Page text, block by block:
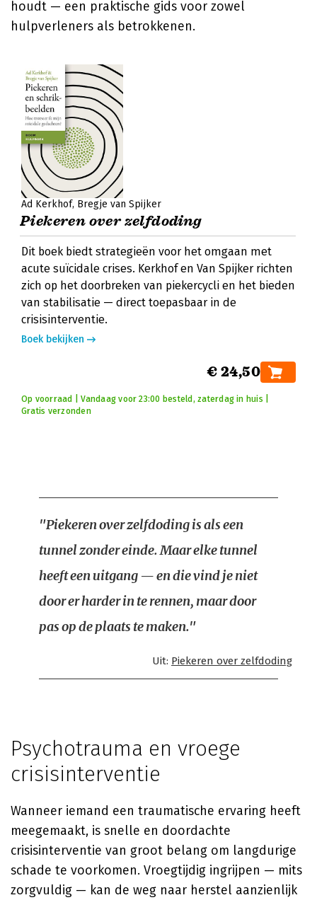
houdt — een praktische gids voor zowel
hulpverleners als betrokkenen.
Ad Kerkhof Bregje van Spijker
Piekeren over zelfdoding
Dit boek biedt strategieën voor het omgaan met
acute suïcidale crises. Kerkhof en Van Spijker richten
zich op het doorbreken van piekercycli en het bieden
van stabilisatie — direct toepasbaar in de
crisisinterventie.
Boek bekijken
€ 24,50
Op voorraad | Vandaag voor 23:00 besteld, zaterdag in huis |
Gratis verzonden
"Piekeren over zelfdoding is als een
tunnel zonder einde. Maar elke tunnel
heeft een uitgang — en die vind je niet
door er harder in te rennen, maar door
pas op de plaats te maken."
Uit: Piekeren over zelfdoding
Psychotrauma en vroege
crisisinterventie
Wanneer iemand een traumatische ervaring heeft
meegemaakt, is snelle en doordachte
crisisinterventie van groot belang om langdurige
schade te voorkomen. Vroegtijdig ingrijpen — mits
zorgvuldig — kan de weg naar herstel aanzienlijk